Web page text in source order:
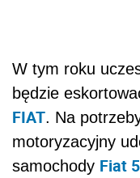
W tym roku
będzie
FIAT. Na
motoryzacyjny
samochody Fiat